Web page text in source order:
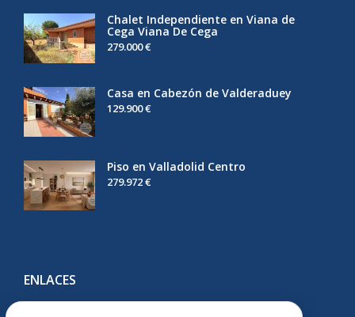
Chalet Independiente en Viana de
Cega Viana De Cega
279.000 €
Casa en Cabezón de Valderaduey
129.900 €
Piso en Valladolid Centro
279.972 €
ENLACES